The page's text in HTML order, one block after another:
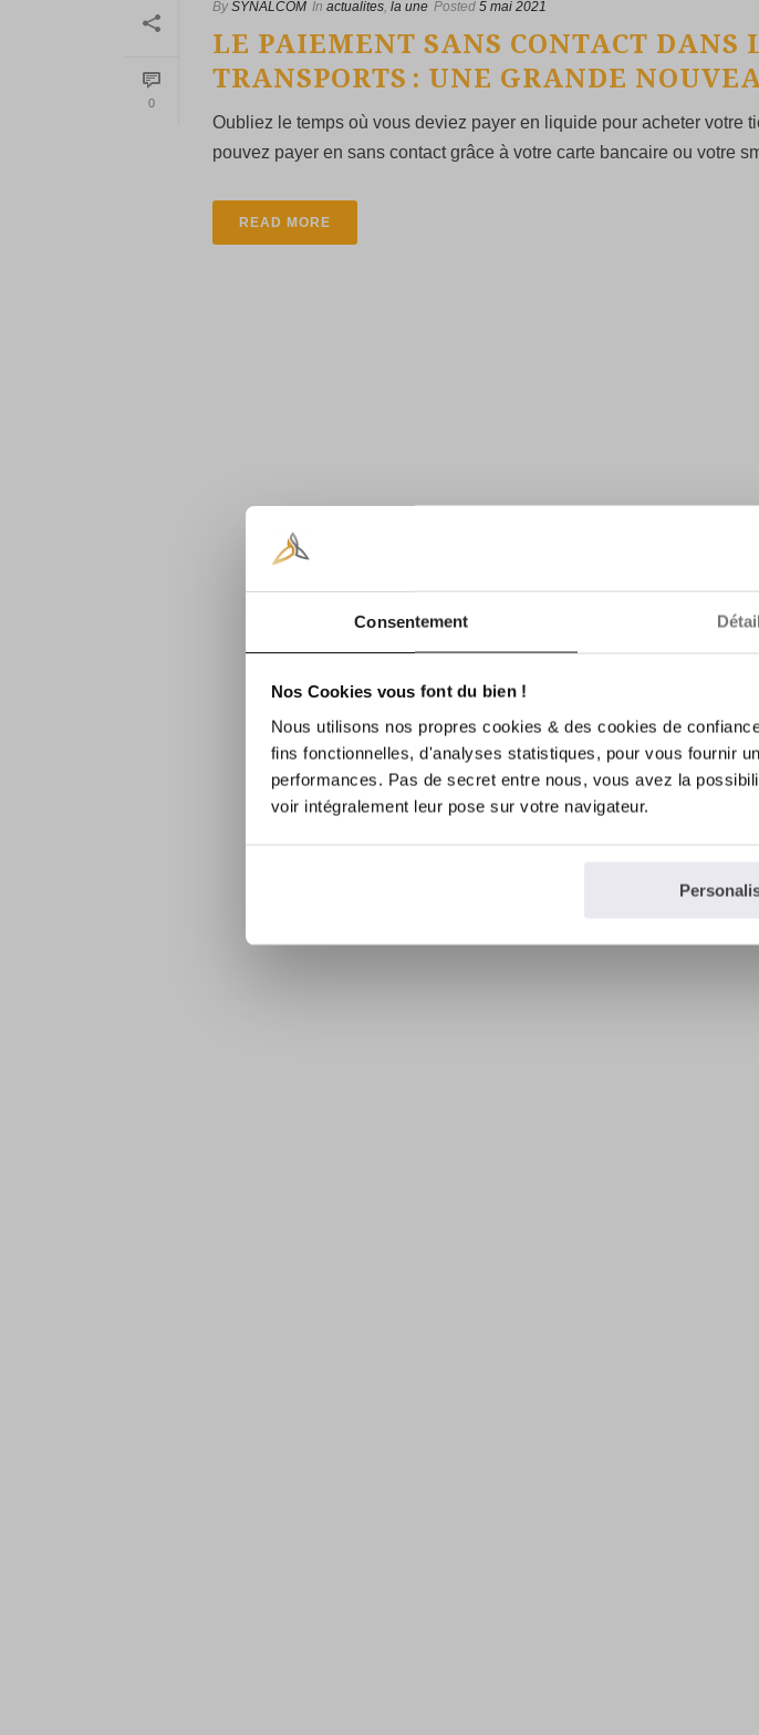
Consentement
Nos Cookies vous font du bien !
Nous utilisons nos propres cookies & des cookies de
fins fonctionnelles, d'analyses statistiques, pour vous fournir
performances. Pas de secret entre nous, vous avez la
voir intégralement leur pose sur votre navigateur.
0
By SYNALCOM In actualites, la une Posted 5 mai 2021
LE PAIEMENT SANS CONTACT DANS
TRANSPORTS : UNE GRANDE
Oubliez le temps où vous deviez payer en liquide pour acheter votre
pouvez payer en sans contact grâce à votre carte bancaire ou votre
READ MORE